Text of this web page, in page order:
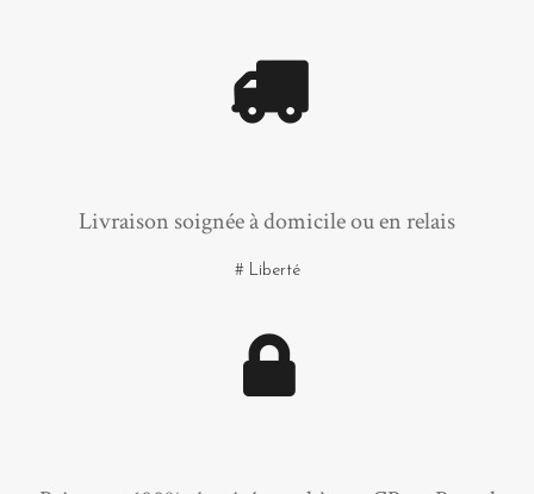
Livraison soignée à domicile ou en relais
# Liberté